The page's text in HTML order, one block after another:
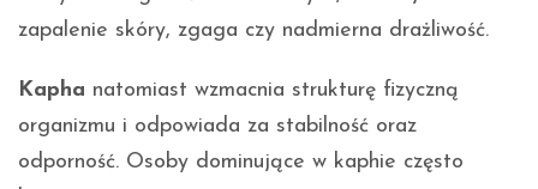
zapalenie skóry, zgaga czy nadmierna drażliwość.
Kapha natomiast wzmacnia strukturę fizyczną
organizmu i odpowiada za stabilność oraz
odporność. Osoby dominujące w kaphie często